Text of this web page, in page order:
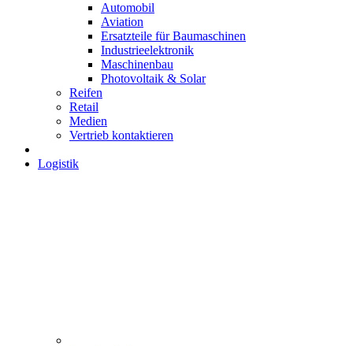
Automobil
Aviation
Ersatzteile für Baumaschinen
Industrieelektronik
Maschinenbau
Photovoltaik & Solar
Reifen
Retail
Medien
Vertrieb kontaktieren
Logistik